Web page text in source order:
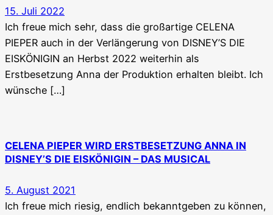
15. Juli 2022
Ich freue mich sehr, dass die großartige CELENA
PIEPER auch in der Verlängerung von DISNEY’S DIE
EISKÖNIGIN an Herbst 2022 weiterhin als
Erstbesetzung Anna der Produktion erhalten bleibt. Ich
wünsche […]
CELENA PIEPER WIRD ERSTBESETZUNG ANNA IN
DISNEY’S DIE EISKÖNIGIN – DAS MUSICAL
5. August 2021
Ich freue mich riesig, endlich bekanntgeben zu können,